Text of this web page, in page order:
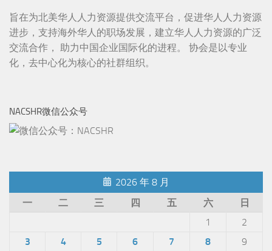
旨在为北美华人人力资源提供交流平台，促进华人人力资源
进步，支持海外华人的职场发展，建立华人人力资源的广泛
交流合作， 助力中国企业国际化的进程。 协会是以专业
化，去中心化为核心的社群组织。
NACSHR微信公众号
2026 年 8 月
一
二 三 四 五 六
日
1
2
3
4 5 6 7 8
9